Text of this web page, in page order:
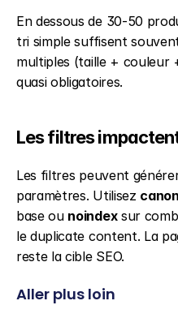
En dessous de 30-50
tri simple suffisent
multiples (taille + couleur
quasi obligatoires.
Les filtres
Les filtres peuvent
paramètres. Utilisez
base ou noindex sur
le duplicate content. La
reste la cible SEO.
Aller plus loin